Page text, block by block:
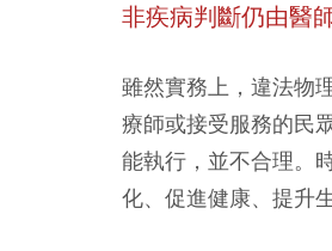
非疾病判斷仍由醫
雖然實務上，違法物
療師或接受服務的民
能執行，並不合理。
化、促進健康、提升